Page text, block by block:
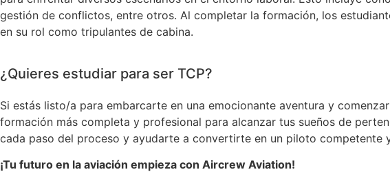
gestión de conflictos, entre otros. Al completar la formación, los
en su rol como tripulantes de cabina.
¿Quieres estudiar para ser TCP?
Si estás listo/a para embarcarte en una emocionante aventura y
formación más completa y profesional para alcanzar tus sueños de
cada paso del proceso y ayudarte a convertirte en un piloto competente
¡Tu futuro en la aviación empieza con Aircrew Aviation!